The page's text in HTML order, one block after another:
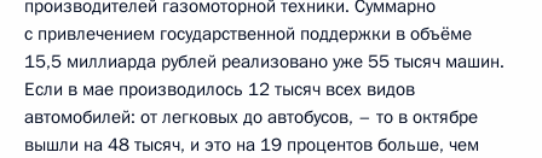
производителей газомоторной техники. Суммарно
с привлечением государственной поддержки в объёме
15,5 миллиарда рублей реализовано уже 55 тысяч машин.
Если в мае производилось 12 тысяч всех видов
автомобилей: от легковых до автобусов, – то в октябре
вышли на 48 тысяч, и это на 19 процентов больше, чем